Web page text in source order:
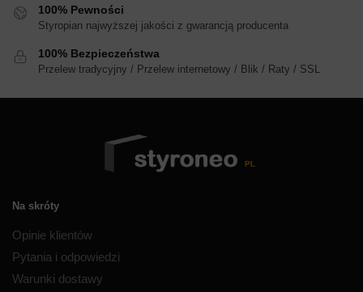
100% Pewności
Styropian najwyższej jakości z gwarancją producenta
100% Bezpieczeństwa
Przelew tradycyjny / Przelew internetowy / Blik / Raty / SSL
Na skróty
Opinie klientów
Pytania i odpowiedzi
Warunki dostawy